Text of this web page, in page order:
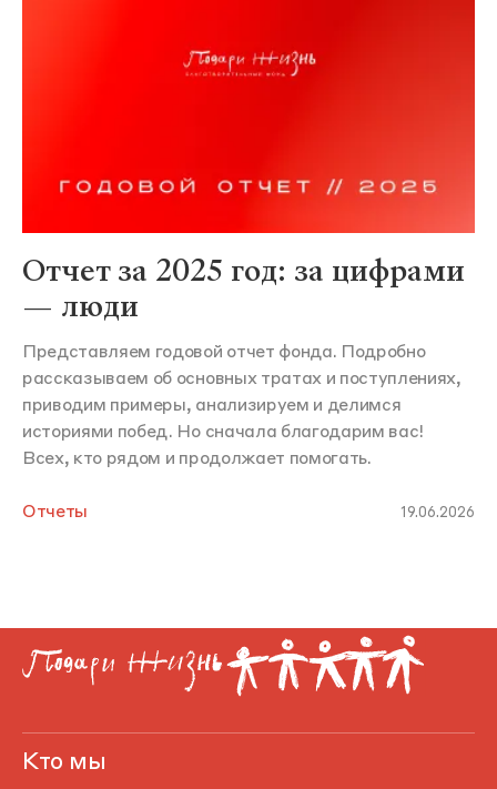
Отчет за 2025 год: за цифрами
— люди
Представляем годовой отчет фонда. Подробно
рассказываем об основных тратах и поступлениях,
приводим примеры, анализируем и делимся
историями побед. Но сначала благодарим вас!
Всех, кто рядом и продолжает помогать.
Отчеты 19.06.2026
Кто мы